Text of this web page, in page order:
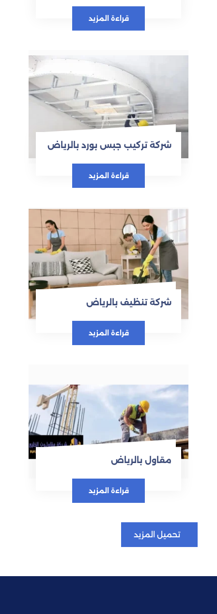
قراءة المزيد
شركة تركيب جبس بورد بالرياض
قراءة المزيد
شركة تنظيف بالرياض
قراءة المزيد
مقاول بالرياض
قراءة المزيد
تحميل المزيد